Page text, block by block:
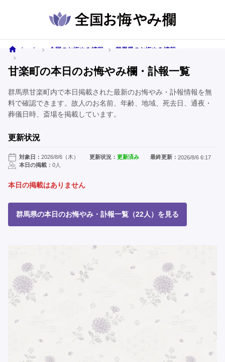
ホーム 全国のお悔やみ情報
群馬県のお悔やみ情報
甘楽町の本日のお悔やみ欄・訃報一覧
群馬県甘楽町内で本日掲載された最新のお悔やみ・訃報情報を無
料で確認できます。故人のお名前、年齢、地域、死去日、通夜・
葬儀日時、斎場を掲載しています。
更新状況
対象日： 2026/8/6（木） 更新状況：更新済み 最終更新： 2026/8/6 6:17
本日の掲載： 0人
本日の掲載はありません
群馬県の本日のお悔やみ・訃報一覧（22人）を見る